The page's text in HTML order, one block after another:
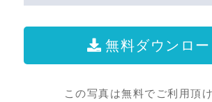
無料ダウンロー
この写真は無料でご利用頂け